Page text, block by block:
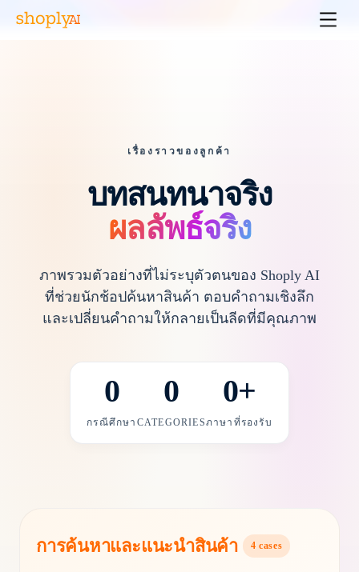
เรื่องราวของลูกค้า
บทสนทนาจริง
ผลลัพธ์จริง
ภาพรวมตัวอย่างที่ไม่ระบุตัวตนของ Shoply AI
ที่ช่วยนักช้อปค้นหาสินค้า ตอบคำถามเชิงลึก
และเปลี่ยนคำถามให้กลายเป็นลีดที่มีคุณภาพ
0
กรณีศึกษา
0
CATEGORIES
0+
ภาษาที่รองรับ
การค้นหาและแนะนำสินค้า 4 cases